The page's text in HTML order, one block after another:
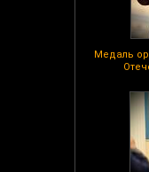
Медаль